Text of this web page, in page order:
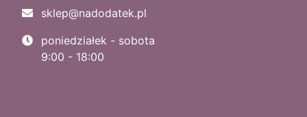
sklep@nadodatek.pl
poniedziałek - sobota
9:00 - 18:00